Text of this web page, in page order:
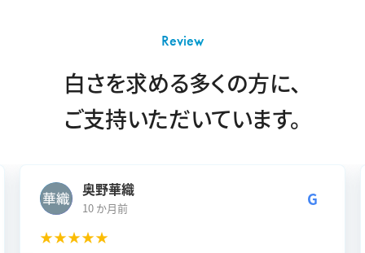
Review
白さを求める多くの方に、
ご支持いただいています。
奥野華織
10 か月前 G
★★★★★